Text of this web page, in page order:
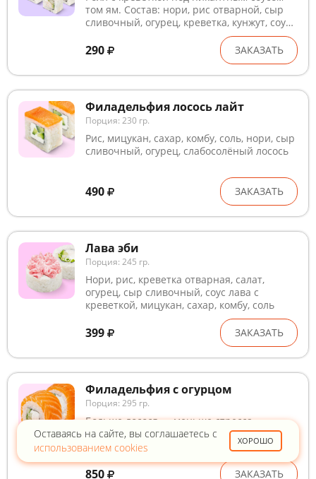
том ям. Состав: нори, рис отварной, сыр
сливочный, огурец, креветка, кунжут, соус
том ям, мицукан, сахар, комбу, соль
290 ЗАКАЗАТЬ
Филадельфия лосось лайт
Порция: 230 гр.
Рис, мицукан, сахар, комбу, соль, нори, сыр
сливочный, огурец, слабосолёный лосось
490 ЗАКАЗАТЬ
Лава эби
Порция: 245 гр.
Нори, рис, креветка отварная, салат,
огурец, сыр сливочный, соус лава с
креветкой, мицукан, сахар, комбу, соль
399 ЗАКАЗАТЬ
Филадельфия с огурцом
Порция: 295 гр.
Больше лосося — меньше стресса.
Проверяй. Состав: слабосолёный лосось,
сыр сливочный, огурец, рис, мицукан,
сахар, комбу, соль, нори
850 ЗАКАЗАТЬ
Оставаясь на сайте, вы соглашаетесь с
использованием cookies
ХОРОШО